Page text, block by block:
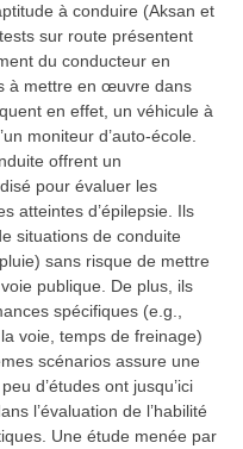
à conduire (Aksan et
sur route présentent
du conducteur en
à mettre en œuvre dans
en effet, un véhicule à
moniteur d’auto-école.
offrent un
pour évaluer les
atteintes d’épilepsie. Ils
situations de conduite
sans risque de mettre
publique. De plus, ils
spécifiques (e.g.,
voie, temps de freinage)
scénarios assure une
d’études ont jusqu’ici
l’évaluation de l’habilité
Une étude menée par